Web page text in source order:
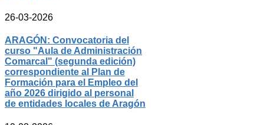
26-03-2026
ARAGÓN: Convocatoria del
curso "Aula de Administración
Comarcal" (segunda edición)
correspondiente al Plan de
Formación para el Empleo del
año 2026 dirigido al personal
de entidades locales de Aragón